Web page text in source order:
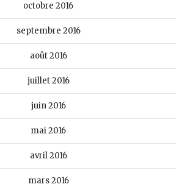
octobre 2016
septembre 2016
août 2016
juillet 2016
juin 2016
mai 2016
avril 2016
mars 2016